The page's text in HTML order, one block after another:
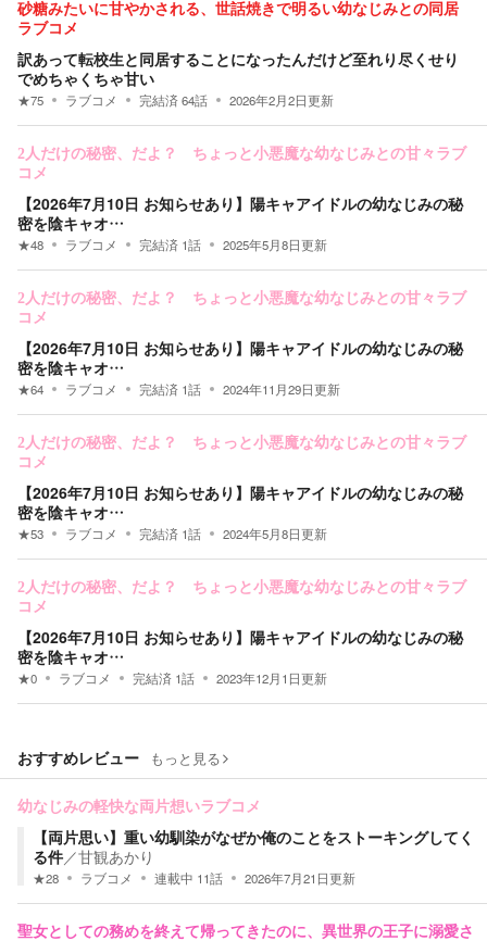
砂糖みたいに甘やかされる、世話焼きで明るい幼なじみとの同居
ラブコメ
訳あって転校生と同居することになったんだけど至れり尽くせり
でめちゃくちゃ甘い
★75 ラブコメ 完結済64話 2026年2月2日更新
2人だけの秘密、だよ？ ちょっと小悪魔な幼なじみとの甘々ラブ
コメ
【2026年7月10日 お知らせあり】陽キャアイドルの幼なじみの秘
密を陰キャオ…
★48 ラブコメ 完結済 1話 2025年5月8日更新
2人だけの秘密、だよ？ ちょっと小悪魔な幼なじみとの甘々ラブ
コメ
【2026年7月10日 お知らせあり】陽キャアイドルの幼なじみの秘
密を陰キャオ…
★64 ラブコメ 完結済 1話 2024年11月29日更新
2人だけの秘密、だよ？ ちょっと小悪魔な幼なじみとの甘々ラブ
コメ
【2026年7月10日 お知らせあり】陽キャアイドルの幼なじみの秘
密を陰キャオ…
★53 ラブコメ 完結済 1話 2024年5月8日更新
2人だけの秘密、だよ？ ちょっと小悪魔な幼なじみとの甘々ラブ
コメ
【2026年7月10日 お知らせあり】陽キャアイドルの幼なじみの秘
密を陰キャオ…
★0 ラブコメ 完結済 1話 2023年12月1日更新
おすすめレビュー もっと見る
幼なじみの軽快な両片想いラブコメ
【両片思い】重い幼馴染がなぜか俺のことをストーキングしてく
る件／甘観あかり
★28 ラブコメ 連載中 11話 2026年7月21日更新
聖女としての務めを終えて帰ってきたのに、異世界の王子に溺愛さ